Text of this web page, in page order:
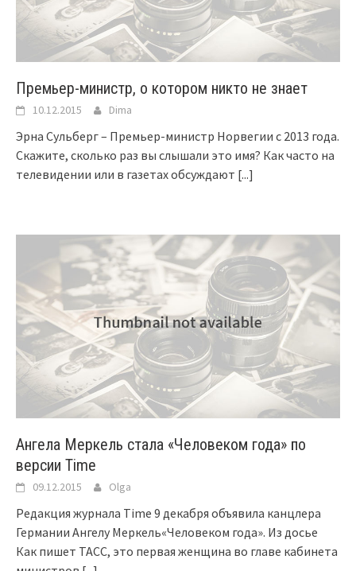
Премьер-министр, о котором никто не знает
10.12.2015 Dima
Эрна Сульберг – Премьер-министр Норвегии с 2013 года.
Скажите, сколько раз вы слышали это имя? Как часто на
телевидении или в газетах обсуждают [...]
Ангела Меркель стала «Человеком года» по
версии Time
09.12.2015 Olga
Редакция журнала Time 9 декабря объявила канцлера
Германии Ангелу Меркель«Человеком года». Из досье
Как пишет ТАСС, это первая женщина во главе кабинета